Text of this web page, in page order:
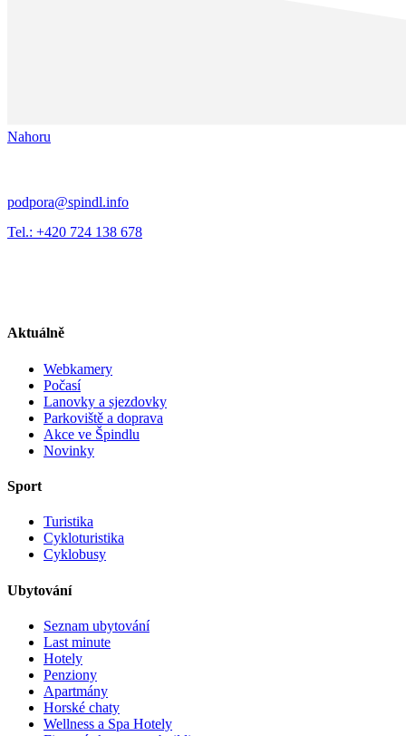
Nahoru
podpora@spindl.info
Tel.: +420 724 138 678
Aktuálně
Webkamery
Počasí
Lanovky a sjezdovky
Parkoviště a doprava
Akce ve Špindlu
Novinky
Sport
Turistika
Cykloturistika
Cyklobusy
Ubytování
Seznam ubytování
Last minute
Hotely
Penziony
Apartmány
Horské chaty
Wellness a Spa Hotely